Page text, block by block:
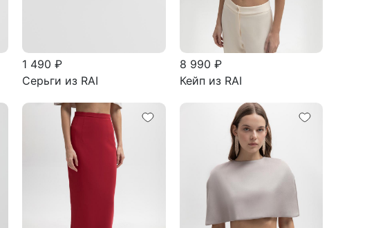
1 490 ₽
Серьги из RAI
8 990 ₽
Кейп из RAI